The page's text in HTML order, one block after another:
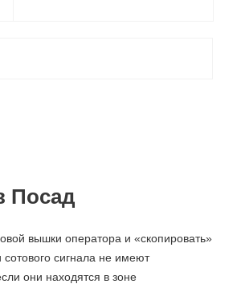
Посад
вышки оператора и «скопировать»
сигнала не имеют
они находятся в зоне